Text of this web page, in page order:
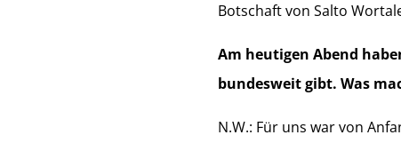
Botschaft von Salto
Am heutigen Abend
bundesweit gibt. Was
N.W.: Für uns war von